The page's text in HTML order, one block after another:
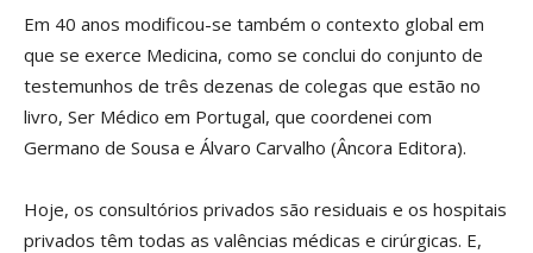
Em 40 anos modificou-se também o contexto global em
que se exerce Medicina, como se conclui do conjunto de
testemunhos de três dezenas de colegas que estão no
livro, Ser Médico em Portugal, que coordenei com
Germano de Sousa e Álvaro Carvalho (Âncora Editora).
Hoje, os consultórios privados são residuais e os hospitais
privados têm todas as valências médicas e cirúrgicas. E,